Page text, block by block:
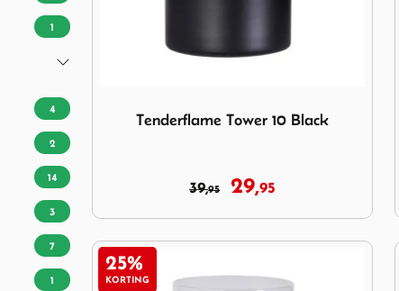
1
4
2
14
3
7
1
Tenderflame Tower 10 Black
39,95 29,95
25%
KORTING